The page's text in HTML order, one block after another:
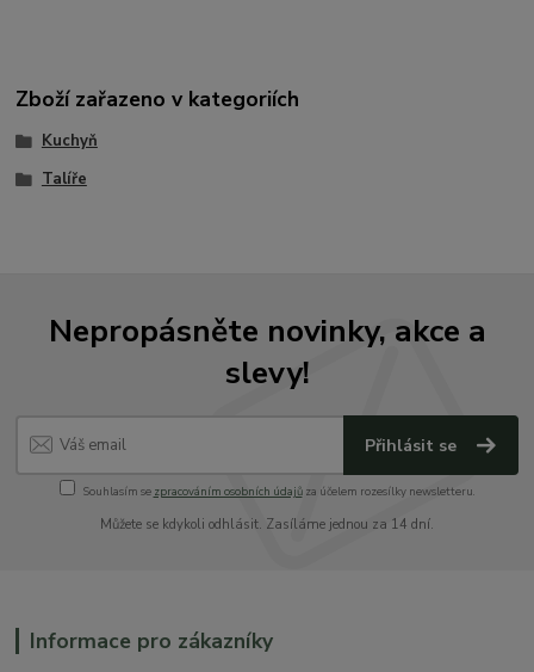
Zboží zařazeno v kategoriích
Kuchyň
Talíře
Nepropásněte novinky, akce a
slevy!
Přihlásit se
Souhlasím se zpracováním osobních údajůza účelem rozesílky newsletteru.
Můžete se kdykoli odhlásit. Zasíláme jednou za 14 dní.
Informace pro zákazníky